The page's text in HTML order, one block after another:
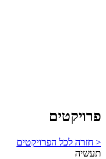
פרויקטים
< חזרה לכל הפרויקטים
תעשיה